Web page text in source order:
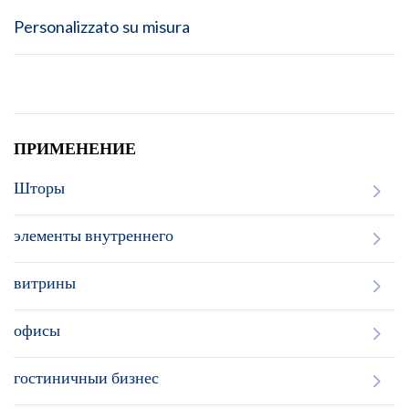
Personalizzato su misura
ПРИМЕНЕНИЕ
Шторы
элементы внутреннего
витрины
офисы
гостиничныи бизнес